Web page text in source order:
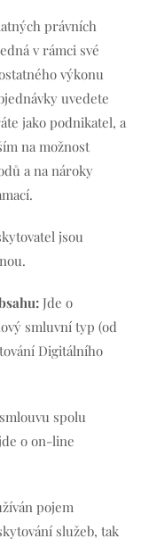
právních
v rámci své
výkonu
uvedete
jako podnikatel, a
na možnost
a na nároky
jsou
Jde o
smluvní typ (od
Digitálního
spolu
o on-line
pojem
služeb, tak